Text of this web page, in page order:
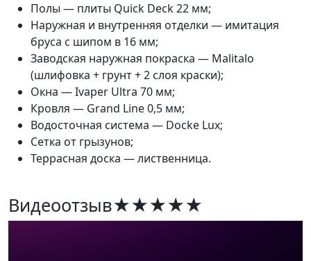
Полы — плиты Quick Deck 22 мм;
Наружная и внутренняя отделки — имитация
бруса с шипом в 16 мм;
Заводская наружная покраска — Malitalo
(шлифовка + грунт + 2 слоя краски);
Окна — Ivaper Ultra 70 мм;
Кровля — Grand Line 0,5 мм;
Водосточная система — Docke Lux;
Сетка от грызунов;
Террасная доска — лиственница.
Видеоотзыв★★★★★